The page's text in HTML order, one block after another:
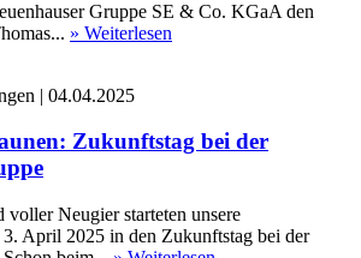
Gruppe SE & Co. KGaA den
» Weiterlesen
| 04.04.2025
Zukunftstag bei der
Neugier starteten unsere
April 2025 in den Zukunftstag bei der